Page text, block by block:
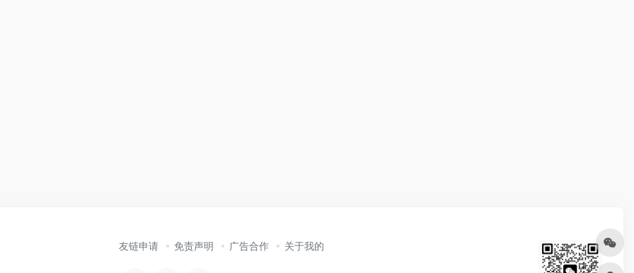
友链申请 免责声明 广告合作 关于我的